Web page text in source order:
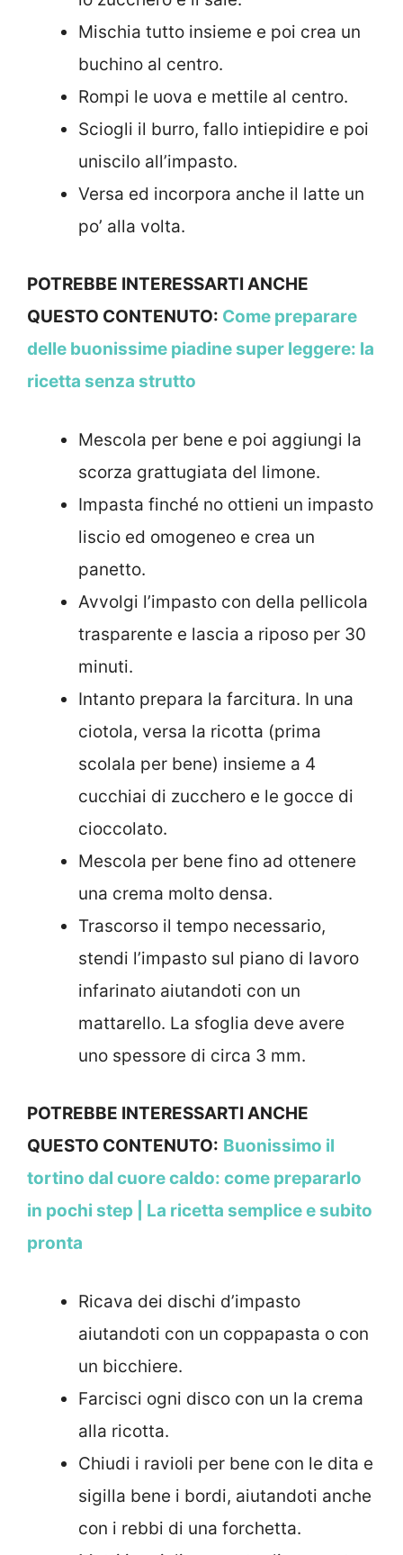
Mischia tutto insieme e poi crea un
buchino al centro.
Rompi le uova e mettile al centro.
Sciogli il burro, fallo intiepidire e poi
uniscilo all’impasto.
Versa ed incorpora anche il latte un
po’ alla volta.
POTREBBE INTERESSARTI ANCHE
QUESTO CONTENUTO: Come preparare
delle buonissime piadine super leggere: la
ricetta senza strutto
Mescola per bene e poi aggiungi la
scorza grattugiata del limone.
Impasta finché no ottieni un impasto
liscio ed omogeneo e crea un
panetto.
Avvolgi l’impasto con della pellicola
trasparente e lascia a riposo per 30
minuti.
Intanto prepara la farcitura. In una
ciotola, versa la ricotta (prima
scolala per bene) insieme a 4
cucchiai di zucchero e le gocce di
cioccolato.
Mescola per bene fino ad ottenere
una crema molto densa.
Trascorso il tempo necessario,
stendi l’impasto sul piano di lavoro
infarinato aiutandoti con un
mattarello. La sfoglia deve avere
uno spessore di circa 3 mm.
POTREBBE INTERESSARTI ANCHE
QUESTO CONTENUTO: Buonissimo il
tortino dal cuore caldo: come prepararlo
in pochi step | La ricetta semplice e subito
pronta
Ricava dei dischi d’impasto
aiutandoti con un coppapasta o con
un bicchiere.
Farcisci ogni disco con un la crema
alla ricotta.
Chiudi i ravioli per bene con le dita e
sigilla bene i bordi, aiutandoti anche
con i rebbi di una forchetta.